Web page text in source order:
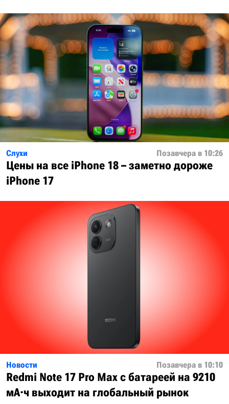
Слухи Позавчера в 10:26
Цены на все iPhone 18 – заметно дороже
iPhone 17
Новости Позавчера в 10:10
Redmi Note 17 Pro Max с батареей на 9210
мА·ч выходит на глобальный рынок